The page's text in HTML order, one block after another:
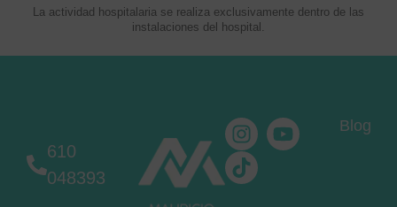
La actividad hospitalaria se realiza exclusivamente dentro de las
instalaciones del hospital.
610
048393
Blog